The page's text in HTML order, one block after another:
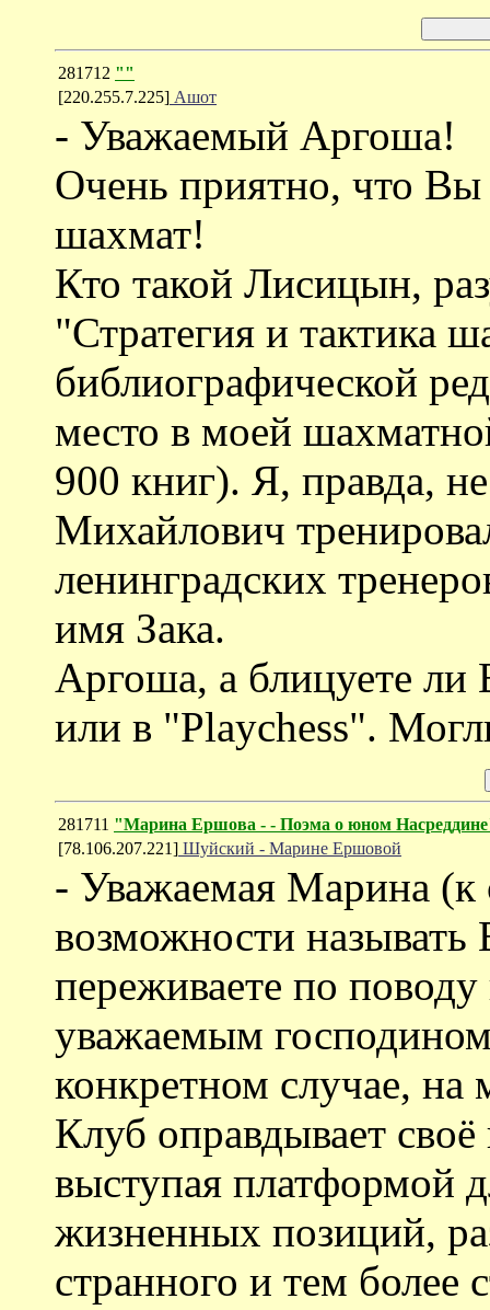
281712 ""
[220.255.7.225] Ашот
- Уважаемый Аргоша!
Очень приятно, что
шахмат!
Кто такой Лисицын,
"Стратегия и тактика
библиографической
место в моей
900 книг). Я, правда,
Михайлович
ленинградских
имя Зака.
Аргоша, а блицуете
или в "Playchess".
281711 "Марина Ершова - - Поэма о юном
[78.106.207.221] Шуйский - Марине Ершовой
- Уважаемая Марина
возможности
переживаете по
уважаемым
конкретном случае,
Клуб оправдывает своё
выступая платформой
жизненных позиций,
странного и тем более